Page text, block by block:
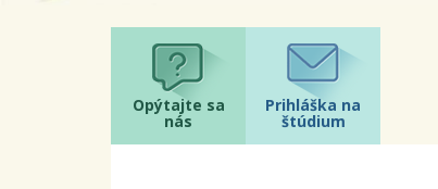
Opýtajte sa
nás
Prihláška na
štúdium